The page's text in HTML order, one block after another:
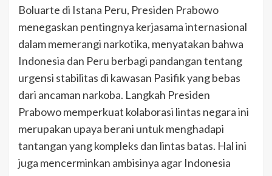
Boluarte di Istana Peru, Presiden Prabowo
menegaskan pentingnya kerjasama internasional
dalam memerangi narkotika, menyatakan bahwa
Indonesia dan Peru berbagi pandangan tentang
urgensi stabilitas di kawasan Pasifik yang bebas
dari ancaman narkoba. Langkah Presiden
Prabowo memperkuat kolaborasi lintas negara ini
merupakan upaya berani untuk menghadapi
tantangan yang kompleks dan lintas batas. Hal ini
juga mencerminkan ambisinya agar Indonesia